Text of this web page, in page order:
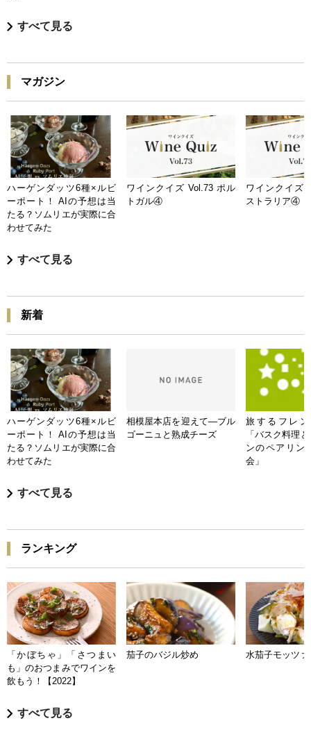
すべて見る
マガジン
ハーゲンダッツ6種×ルビ
ーポート！ AIの予想は当
たる？ソムリエが実際に合
わせてみた
ワインクイズ Vol.73 ポル
トガル④
ワインクイズ
ストラリア④
すべて見る
新着
ハーゲンダッツ6種×ルビ
ーポート！ AIの予想は当
たる？ソムリエが実際に合
わせてみた
相模屋本店を迎えて―ブル
ゴーニュと熟成チーズ
旅するフレン
「バスク料理
ンのペアリン
会」
すべて見る
ランキング
「かぼちゃ」「さつまい
も」のおつまみでワインを
飲もう！【2022】
茄子のバジル炒め 水茄子モッツァ
すべて見る